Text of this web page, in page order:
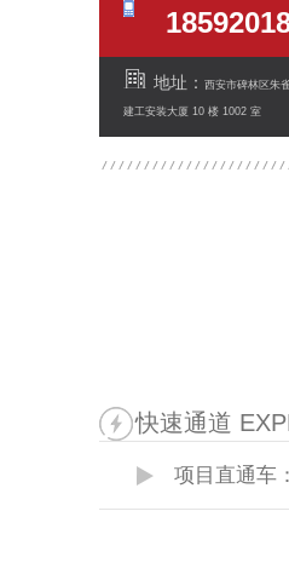
地址： 西安市碑林区朱
建工安装大厦 10 楼 1002 室
快速通道
项目直通车：